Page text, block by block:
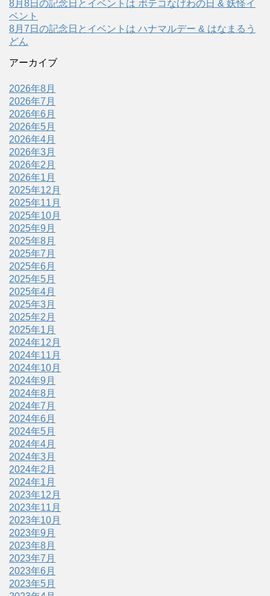
8月8日の記念日とイベントは ポテコなげわの日 & 妖怪イ
ベント
8月7日の記念日とイベントは ハナマルデー & はなまるう
どん
アーカイブ
2026年8月
2026年7月
2026年6月
2026年5月
2026年4月
2026年3月
2026年2月
2026年1月
2025年12月
2025年11月
2025年10月
2025年9月
2025年8月
2025年7月
2025年6月
2025年5月
2025年4月
2025年3月
2025年2月
2025年1月
2024年12月
2024年11月
2024年10月
2024年9月
2024年8月
2024年7月
2024年6月
2024年5月
2024年4月
2024年3月
2024年2月
2024年1月
2023年12月
2023年11月
2023年10月
2023年9月
2023年8月
2023年7月
2023年6月
2023年5月